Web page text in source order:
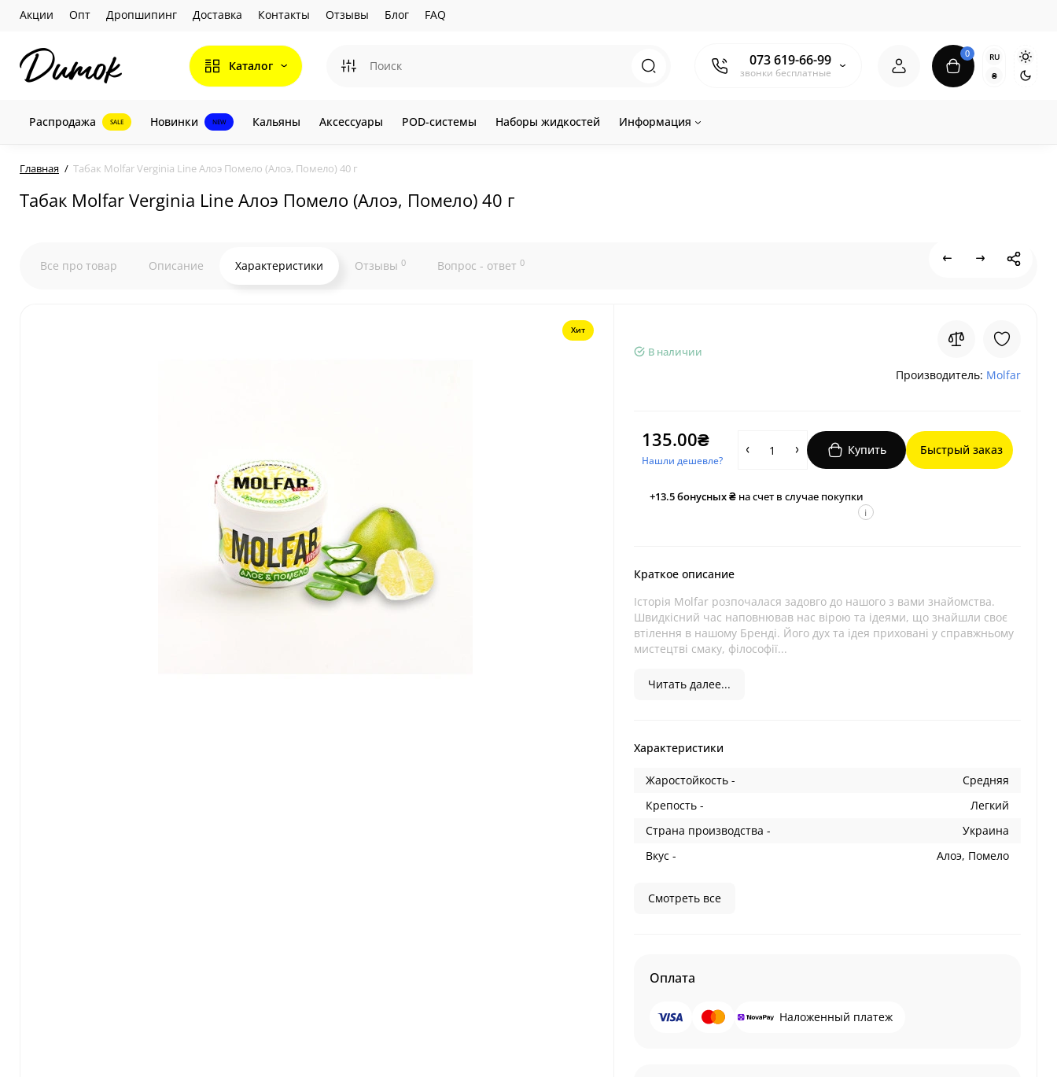
Акции Опт Дропшипинг Доставка Контакты Отзывы Блог FAQ
Каталог 073 619-66-99
звонки бесплатные
0
RU
₴
Распродажа SALE Новинки NEW Кальяны Аксессуары POD-системы Наборы жидкостей Информация
Главная Табак Molfar Verginia Line Алоэ Помело (Алоэ, Помело) 40 г
Табак Molfar Verginia Line Алоэ Помело (Алоэ, Помело) 40 г
Все про товар Описание Характеристики Отзывы 0 Вопрос - ответ 0
Хит
В наличии
Производитель: Molfar
135.00₴
Нашли дешевле?
Купить Быстрый заказ
+13.5бонусных ₴на счет в случае покупки
i
Краткое описание
Історія Molfar розпочалася задовго до нашого з вами знайомства.
Швидкісний час наповнював нас вірою та ідеями, що знайшли своє
втілення в нашому Бренді. Його дух та ідея приховані у справжньому
мистецтві смаку, філософії...
Читать далее...
Характеристики
Жаростойкость -
Средняя
Крепость -
Легкий
Страна производства -
Украина
Вкус -
Алоэ, Помело
Смотреть все
Оплата
Наложенный платеж